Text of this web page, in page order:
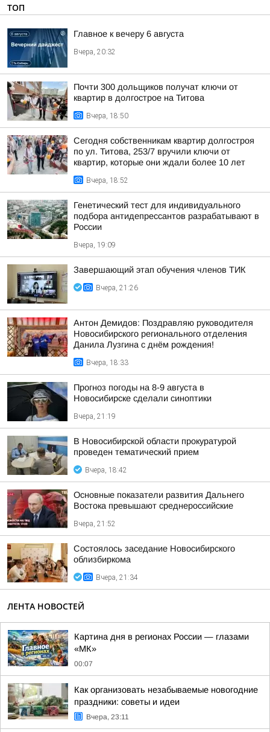
ТОП
Главное к вечеру 6 августа
Вчера, 20:32
Почти 300 дольщиков получат ключи от
квартир в долгострое на Титова
Вчера, 18:50
Сегодня собственникам квартир долгостроя
по ул. Титова, 253/7 вручили ключи от
квартир, которые они ждали более 10 лет
Вчера, 18:52
Генетический тест для индивидуального
подбора антидепрессантов разрабатывают в
России
Вчера, 19:09
Завершающий этап обучения членов ТИК
Вчера, 21:26
Антон Демидов: Поздравляю руководителя
Новосибирского регионального отделения
Данила Лузгина с днём рождения!
Вчера, 18:33
Прогноз погоды на 8-9 августа в
Новосибирске сделали синоптики
Вчера, 21:19
В Новосибирской области прокуратурой
проведен тематический прием
Вчера, 18:42
Основные показатели развития Дальнего
Востока превышают среднероссийские
Вчера, 21:52
Состоялось заседание Новосибирского
облизбиркома
Вчера, 21:34
ЛЕНТА НОВОСТЕЙ
Картина дня в регионах России — глазами
«МК»
00:07
Как организовать незабываемые новогодние
праздники: советы и идеи
Вчера, 23:11